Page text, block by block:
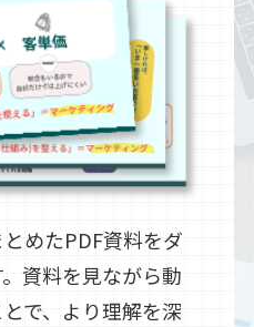
めたPDF資料をダ
資料を見ながら動
で、より理解を深